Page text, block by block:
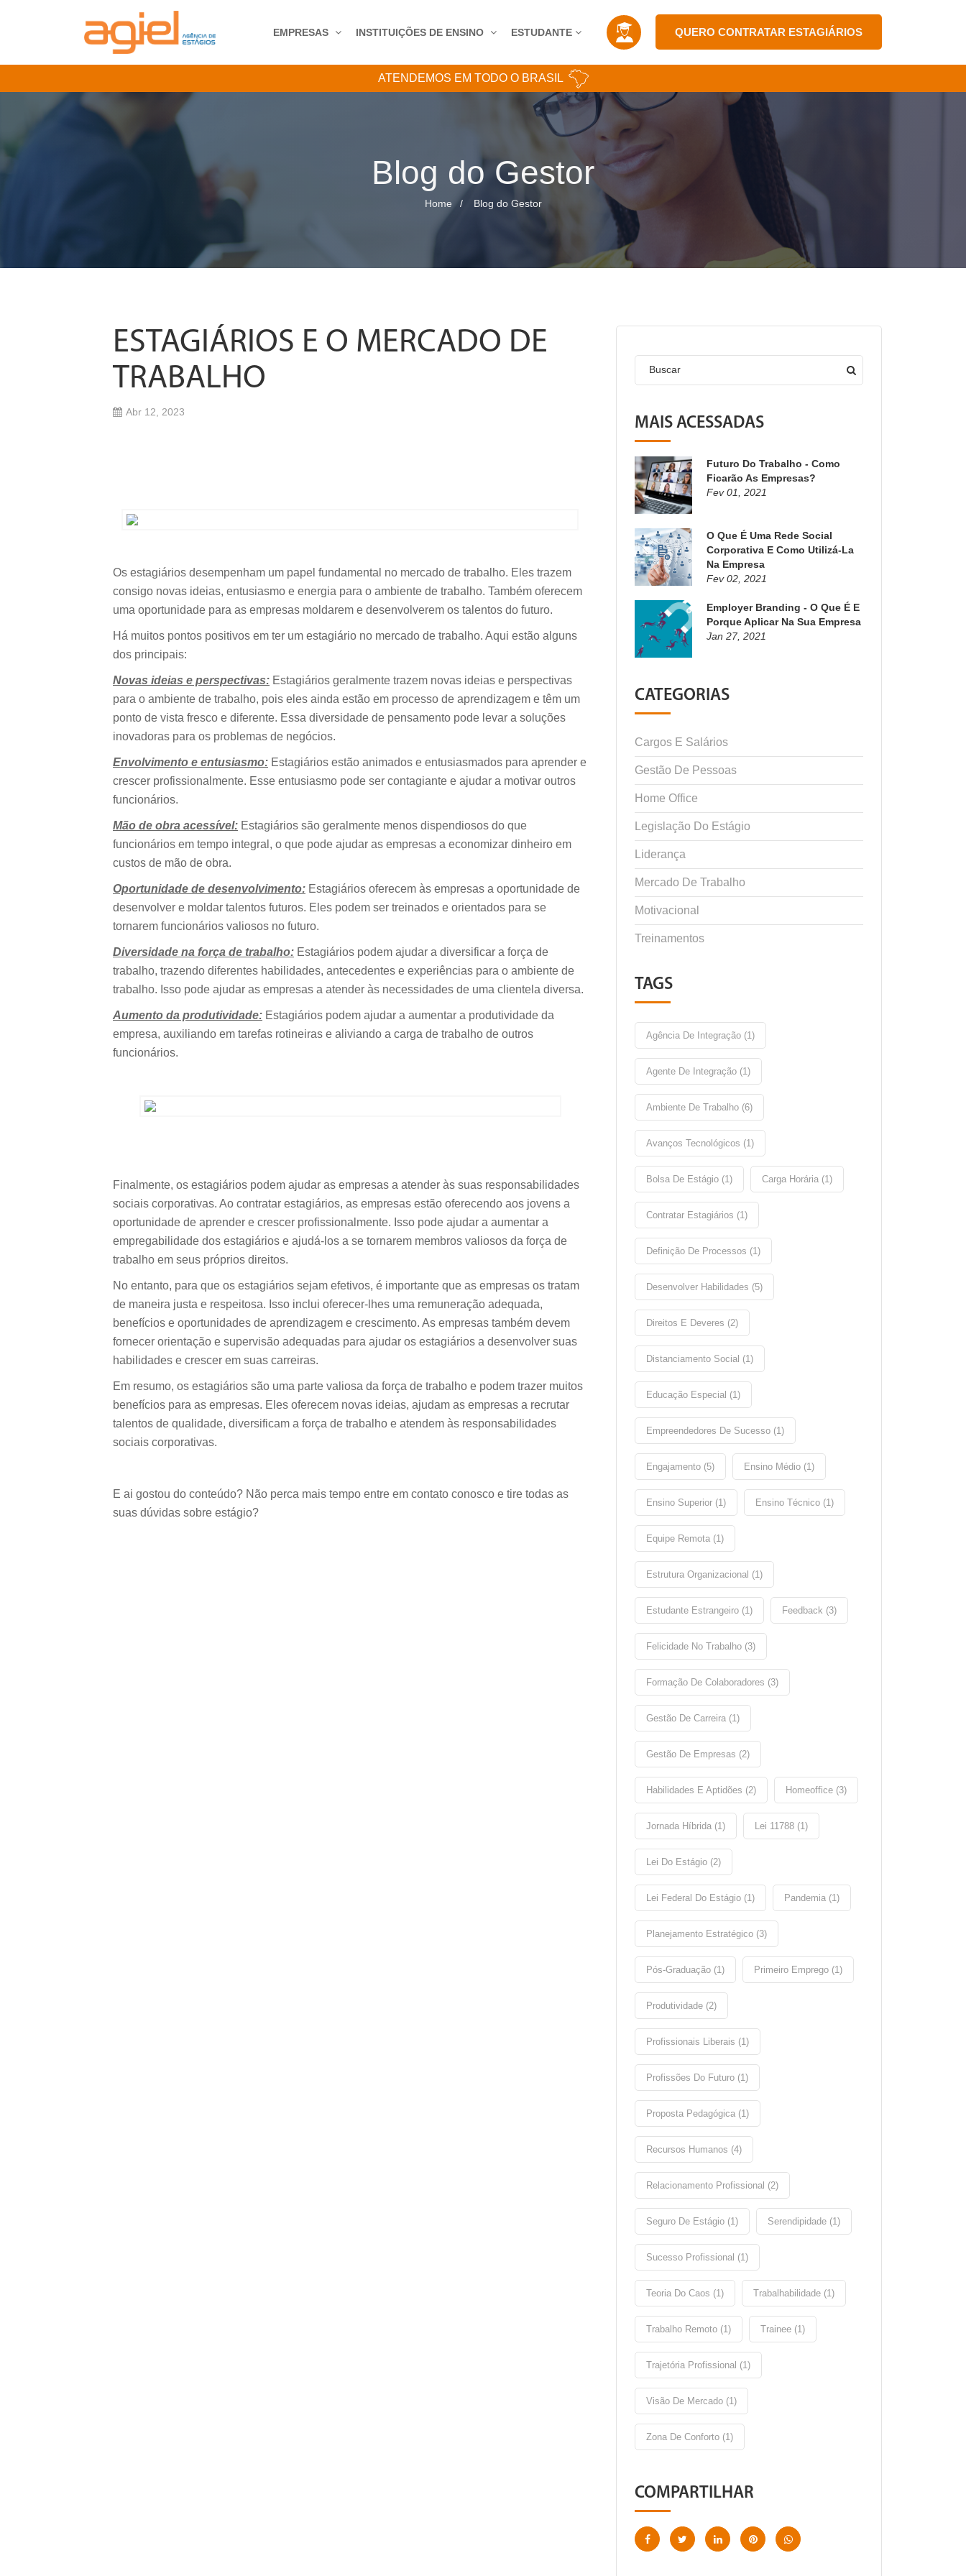
EMPRESAS INSTITUIÇÕES DE ENSINO ESTUDANTE QUERO CONTRATAR ESTAGIÁRIOS
ATENDEMOS EM TODO O BRASIL
Blog do Gestor
Home Blog do Gestor
ESTAGIÁRIOS E O MERCADO DE
TRABALHO
Abr 12, 2023
Os estagiários desempenham um papel fundamental no mercado de trabalho. Eles trazem
consigo novas ideias, entusiasmo e energia para o ambiente de trabalho. Também oferecem
uma oportunidade para as empresas moldarem e desenvolverem os talentos do futuro.
Há muitos pontos positivos em ter um estagiário no mercado de trabalho. Aqui estão alguns
dos principais:
Novas ideias e perspectivas: Estagiários geralmente trazem novas ideias e perspectivas
para o ambiente de trabalho, pois eles ainda estão em processo de aprendizagem e têm um
ponto de vista fresco e diferente. Essa diversidade de pensamento pode levar a soluções
inovadoras para os problemas de negócios.
Envolvimento e entusiasmo: Estagiários estão animados e entusiasmados para aprender e
crescer profissionalmente. Esse entusiasmo pode ser contagiante e ajudar a motivar outros
funcionários.
Mão de obra acessível: Estagiários são geralmente menos dispendiosos do que
funcionários em tempo integral, o que pode ajudar as empresas a economizar dinheiro em
custos de mão de obra.
Oportunidade de desenvolvimento: Estagiários oferecem às empresas a oportunidade de
desenvolver e moldar talentos futuros. Eles podem ser treinados e orientados para se
tornarem funcionários valiosos no futuro.
Diversidade na força de trabalho: Estagiários podem ajudar a diversificar a força de
trabalho, trazendo diferentes habilidades, antecedentes e experiências para o ambiente de
trabalho. Isso pode ajudar as empresas a atender às necessidades de uma clientela diversa.
Aumento da produtividade: Estagiários podem ajudar a aumentar a produtividade da
empresa, auxiliando em tarefas rotineiras e aliviando a carga de trabalho de outros
funcionários.
Finalmente, os estagiários podem ajudar as empresas a atender às suas responsabilidades
sociais corporativas. Ao contratar estagiários, as empresas estão oferecendo aos jovens a
oportunidade de aprender e crescer profissionalmente. Isso pode ajudar a aumentar a
empregabilidade dos estagiários e ajudá-los a se tornarem membros valiosos da força de
trabalho em seus próprios direitos.
No entanto, para que os estagiários sejam efetivos, é importante que as empresas os tratam
de maneira justa e respeitosa. Isso inclui oferecer-lhes uma remuneração adequada,
benefícios e oportunidades de aprendizagem e crescimento. As empresas também devem
fornecer orientação e supervisão adequadas para ajudar os estagiários a desenvolver suas
habilidades e crescer em suas carreiras.
Em resumo, os estagiários são uma parte valiosa da força de trabalho e podem trazer muitos
benefícios para as empresas. Eles oferecem novas ideias, ajudam as empresas a recrutar
talentos de qualidade, diversificam a força de trabalho e atendem às responsabilidades
sociais corporativas.
E ai gostou do conteúdo? Não perca mais tempo entre em contato conosco e tire todas as
suas dúvidas sobre estágio?
Buscar
MAIS ACESSADAS
Futuro Do Trabalho - Como
Ficarão As Empresas?
Fev 01, 2021
O Que É Uma Rede Social
Corporativa E Como Utilizá-La
Na Empresa
Fev 02, 2021
Employer Branding - O Que É E
Porque Aplicar Na Sua Empresa
Jan 27, 2021
CATEGORIAS
Cargos E Salários
Gestão De Pessoas
Home Office
Legislação Do Estágio
Liderança
Mercado De Trabalho
Motivacional
Treinamentos
TAGS
Agência De Integração (1)
Agente De Integração (1)
Ambiente De Trabalho (6)
Avanços Tecnológicos (1)
Bolsa De Estágio (1) Carga Horária (1)
Contratar Estagiários (1)
Definição De Processos (1)
Desenvolver Habilidades (5)
Direitos E Deveres (2)
Distanciamento Social (1)
Educação Especial (1)
Empreendedores De Sucesso (1)
Engajamento (5) Ensino Médio (1)
Ensino Superior (1) Ensino Técnico (1)
Equipe Remota (1)
Estrutura Organizacional (1)
Estudante Estrangeiro (1) Feedback (3)
Felicidade No Trabalho (3)
Formação De Colaboradores (3)
Gestão De Carreira (1)
Gestão De Empresas (2)
Habilidades E Aptidões (2) Homeoffice (3)
Jornada Híbrida (1) Lei 11788 (1)
Lei Do Estágio (2)
Lei Federal Do Estágio (1) Pandemia (1)
Planejamento Estratégico (3)
Pós-Graduação (1) Primeiro Emprego (1)
Produtividade (2)
Profissionais Liberais (1)
Profissões Do Futuro (1)
Proposta Pedagógica (1)
Recursos Humanos (4)
Relacionamento Profissional (2)
Seguro De Estágio (1) Serendipidade (1)
Sucesso Profissional (1)
Teoria Do Caos (1) Trabalhabilidade (1)
Trabalho Remoto (1) Trainee (1)
Trajetória Profissional (1)
Visão De Mercado (1)
Zona De Conforto (1)
COMPARTILHAR